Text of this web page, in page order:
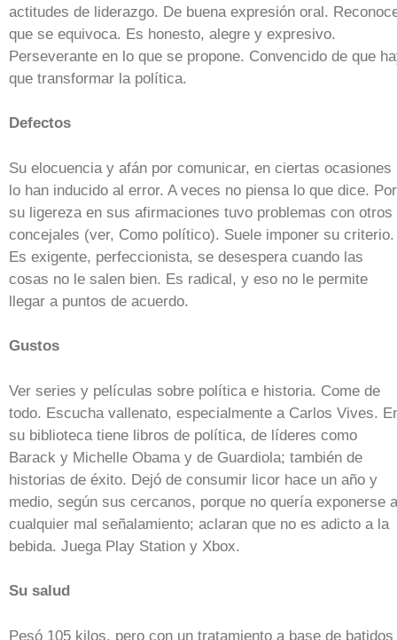
actitudes de liderazgo. De buena expresión oral.
que se equivoca. Es honesto, alegre y expresivo.
Perseverante en lo que se propone. Convencido de que
que transformar la política.
Defectos
Su elocuencia y afán por comunicar, en ciertas ocasiones
lo han inducido al error. A veces no piensa lo que dice. Por
su ligereza en sus afirmaciones tuvo problemas con otros
concejales (ver, Como político). Suele imponer su criterio.
Es exigente, perfeccionista, se desespera cuando las
cosas no le salen bien. Es radical, y eso no le permite
llegar a puntos de acuerdo.
Gustos
Ver series y películas sobre política e historia. Come de
todo. Escucha vallenato, especialmente a Carlos Vives.
su biblioteca tiene libros de política, de líderes como
Barack y Michelle Obama y de Guardiola; también de
historias de éxito. Dejó de consumir licor hace un año y
medio, según sus cercanos, porque no quería exponerse a
cualquier mal señalamiento; aclaran que no es adicto a la
bebida. Juega Play Station y Xbox.
Su salud
Pesó 105 kilos, pero con un tratamiento a base de batidos